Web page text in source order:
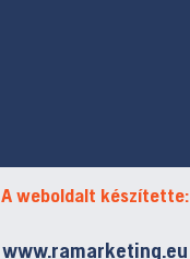
A weboldalt készítette:
www.ramarketing.eu